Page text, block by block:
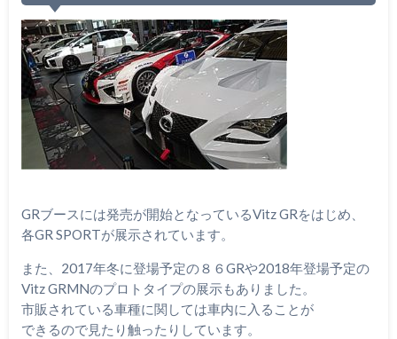
GRブースには発売が開始となっているVitz GRをはじめ、
各GR SPORTが展示されています。
また、2017年冬に登場予定の８６GRや2018年登場予定の
Vitz GRMNのプロトタイプの展示もありました。
市販されている車種に関しては車内に入ることが
できるので見たり触ったりしています。